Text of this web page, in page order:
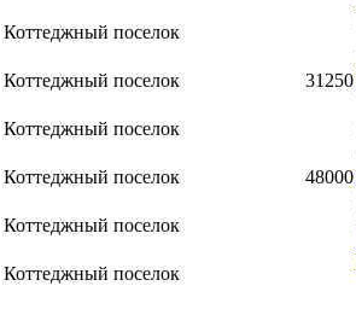
Коттеджный поселок
Коттеджный поселок 31250
Коттеджный поселок
Коттеджный поселок 48000
Коттеджный поселок
Коттеджный поселок